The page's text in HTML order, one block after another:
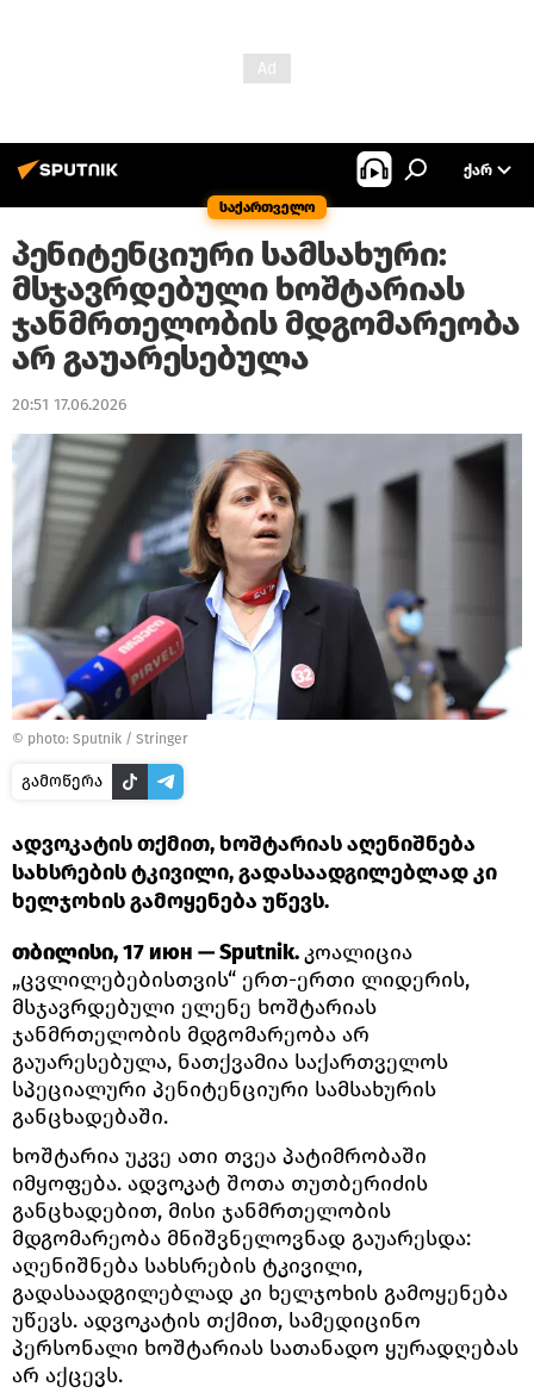
საქართველო
ᲥᲐᲠ
პენიტენციური სამსახური:
მსჯავრდებული ხოშტარიას
ჯანმრთელობის მდგომარეობა
არ გაუარესებულა
20:51 17.06.2026
© photo: Sputnik / Stringer
გამოწერა
ადვოკატის თქმით, ხოშტარიას აღენიშნება
სახსრების ტკივილი, გადასაადგილებლად კი
ხელჯოხის გამოყენება უწევს.
თბილისი, 17 июн — Sputnik.კოალიცია
„ცვლილებებისთვის“ ერთ-ერთი ლიდერის,
მსჯავრდებული ელენე ხოშტარიას
ჯანმრთელობის მდგომარეობა არ
გაუარესებულა, ნათქვამია საქართველოს
სპეციალური პენიტენციური სამსახურის
განცხადებაში.
ხოშტარია უკვე ათი თვეა პატიმრობაში
იმყოფება. ადვოკატ შოთა თუთბერიძის
განცხადებით, მისი ჯანმრთელობის
მდგომარეობა მნიშვნელოვნად გაუარესდა:
აღენიშნება სახსრების ტკივილი,
გადასაადგილებლად კი ხელჯოხის გამოყენება
უწევს. ადვოკატის თქმით, სამედიცინო
პერსონალი ხოშტარიას სათანადო ყურადღებას
არ აქცევს.